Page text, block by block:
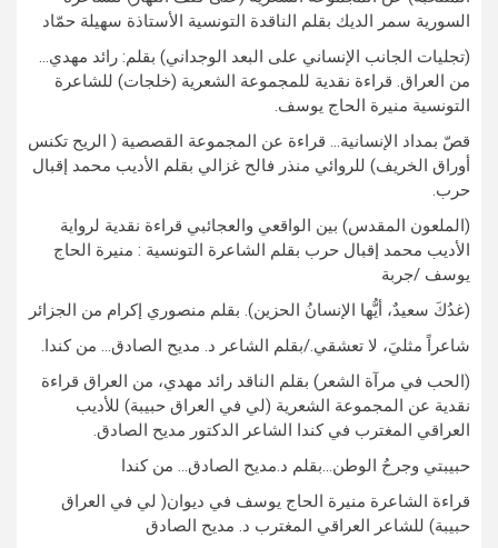
السورية سمر الديك بقلم الناقدة التونسية الأستاذة سهيلة حمّاد
(تجليات الجانب الإنساني على البعد الوجداني) بقلم: رائد مهدي…
من العراق. قراءة نقدية للمجموعة الشعرية (خلجات) للشاعرة
التونسية منيرة الحاج يوسف.
قصّ بمداد الإنسانية… قراءة عن المجموعة القصصية ( الريح تكنس
أوراق الخريف) للروائي منذر فالح غزالي بقلم الأديب محمد إقبال
حرب.
(الملعون المقدس) بين الواقعي والعجائبي قراءة نقدية لرواية
الأديب محمد إقبال حرب بقلم الشاعرة التونسية : منيرة الحاج
يوسف /جربة
(غدُكَ سعيدٌ، أيُّها الإنسانُ الحزين). بقلم منصوري إكرام من الجزائر
شاعراً مثليَ، لا تعشقي./بقلم الشاعر د. مديح الصادق… من كندا.
(الحب في مرآة الشعر) بقلم الناقد رائد مهدي، من العراق قراءة
نقدية عن المجموعة الشعرية (لي في العراق حبيبة) للأديب
العراقي المغترب في كندا الشاعر الدكتور مديح الصادق.
حبيبتي وجرحُ الوطن…بقلم د.مديح الصادق… من كندا
قراءة الشاعرة منيرة الحاج يوسف في ديوان( لي في العراق
حبيبة) للشاعر العراقي المغترب د. مديح الصادق